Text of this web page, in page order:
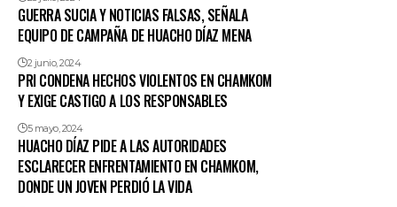
GUERRA SUCIA Y NOTICIAS FALSAS, SEÑALA
EQUIPO DE CAMPAÑA DE HUACHO DÍAZ MENA
2 junio, 2024
PRI CONDENA HECHOS VIOLENTOS EN CHAMKOM
Y EXIGE CASTIGO A LOS RESPONSABLES
5 mayo, 2024
HUACHO DÍAZ PIDE A LAS AUTORIDADES
ESCLARECER ENFRENTAMIENTO EN CHAMKOM,
DONDE UN JOVEN PERDIÓ LA VIDA